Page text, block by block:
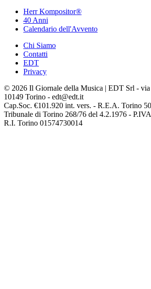
Herr Kompositor®
40 Anni
Calendario dell'Avvento
Chi Siamo
Contatti
EDT
Privacy
© 2026 Il Giornale della Musica | EDT Srl - via
10149 Torino - edt@edt.it
Cap.Soc. €101.920 int. vers. - R.E.A. Torino
Tribunale di Torino 268/76 del 4.2.1976 -
R.I. Torino 01574730014